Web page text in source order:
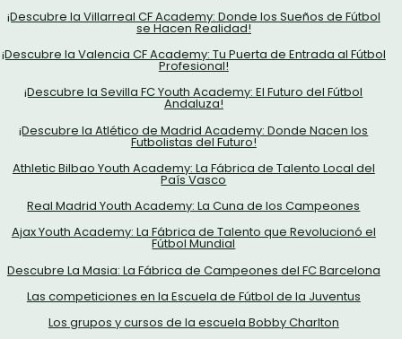
Fútbol
¡Descubre la Villarreal CF Academy: Donde los Sueños de Fútbol
se Hacen Realidad!
¡Descubre la Valencia CF Academy: Tu Puerta de Entrada al Fútbol
Profesional!
¡Descubre la Sevilla FC Youth Academy: El Futuro del Fútbol
Andaluza!
¡Descubre la Atlético de Madrid Academy: Donde Nacen los
Futbolistas del Futuro!
Athletic Bilbao Youth Academy: La Fábrica de Talento Local del
País Vasco
Real Madrid Youth Academy: La Cuna de los Campeones
Ajax Youth Academy: La Fábrica de Talento que Revolucionó el
Fútbol Mundial
Descubre La Masia: La Fábrica de Campeones del FC Barcelona
Las competiciones en la Escuela de Fútbol de la Juventus
Los grupos y cursos de la escuela Bobby Charlton